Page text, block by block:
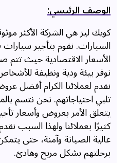
الوصف الرئيسي:
كويك ليز هي الشركة الأكثر
السيارات. نقوم بتأجير
الأسعار الاقتصادية حيث
نوفر بيئة ودية ونظيفة
نقدم لعملائنا الكرام أفضل
تلبي احتياجاتهم. نحن نتسم
يتعلق الأمر بعروض وأسعار
كثيرًا بعملائنا ولهذا السبب
عالية الصيانة وآمنة، حتى
برحلتهم بشكل مريح وهادئ.